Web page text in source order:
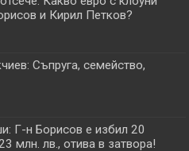
и Кирил Петков?
Съпруга, семейство,
Г-н Борисов е избил 20
млн. лв., отива в затвора!